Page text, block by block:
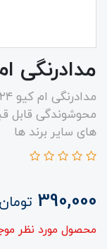
مدادرنگی ام
محوشوندگی قابل
های سایر برند ها
390,000 تومان
محصول مورد نظر